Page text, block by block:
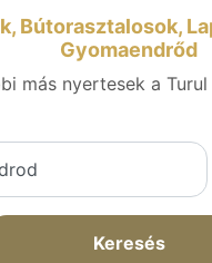
Bútorasztalosok,
Gyomaendrőd
más nyertesek a
Keresés